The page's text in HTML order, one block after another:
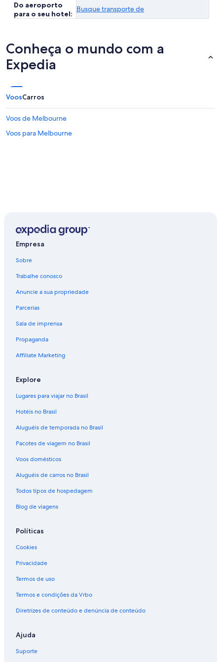
Do aeroporto
para o seu hotel:
Busque transporte de
Conheça o mundo com a
Expedia
VoosCarros
Voos de Melbourne
Voos para Melbourne
Empresa
Sobre
Trabalhe conosco
Anuncie a sua propriedade
Parcerias
Sala de imprensa
Propaganda
Affiliate Marketing
Explore
Lugares para viajar no Brasil
Hotéis no Brasil
Aluguéis de temporada no Brasil
Pacotes de viagem no Brasil
Voos domésticos
Aluguéis de carros no Brasil
Todos tipos de hospedagem
Blog de viagens
Políticas
Cookies
Privacidade
Termos de uso
Termos e condições da Vrbo
Diretrizes de conteúdo e denúncia de conteúdo
Ajuda
Suporte